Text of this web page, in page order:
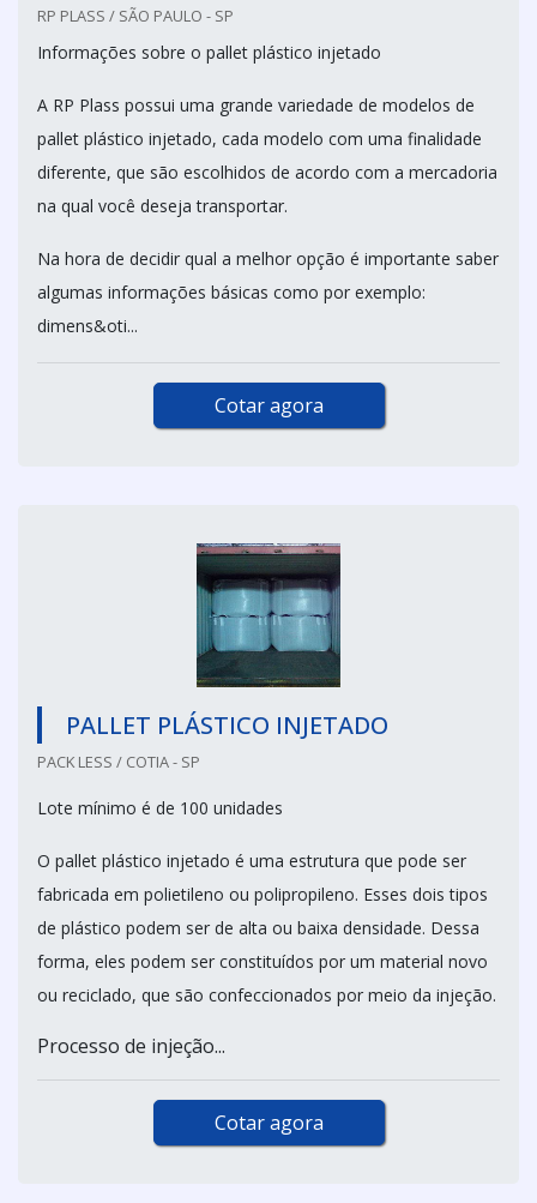
RP PLASS / SÃO PAULO - SP
Informações sobre o pallet plástico injetado
A RP Plass possui uma grande variedade de modelos de
pallet plástico injetado, cada modelo com uma finalidade
diferente, que são escolhidos de acordo com a mercadoria
na qual você deseja transportar.
Na hora de decidir qual a melhor opção é importante saber
algumas informações básicas como por exemplo:
dimens&oti...
Cotar agora
PALLET PLÁSTICO INJETADO
PACK LESS / COTIA - SP
Lote mínimo é de 100 unidades
O pallet plástico injetado é uma estrutura que pode ser
fabricada em polietileno ou polipropileno. Esses dois tipos
de plástico podem ser de alta ou baixa densidade. Dessa
forma, eles podem ser constituídos por um material novo
ou reciclado, que são confeccionados por meio da injeção.
Processo de injeção...
Cotar agora